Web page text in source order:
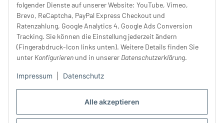
Alle akzeptieren
folgender Dienste auf unserer Website: YouTube, Vimeo,
Brevo, ReCaptcha, PayPal Express Checkout und
Ratenzahlung, Google Analytics 4, Google Ads Conversion
Tracking. Sie können die Einstellung jederzeit ändern
(Fingerabdruck-Icon links unten). Weitere Details finden Sie
unter Konfigurieren und in unserer Datenschutzerklärung.
Impressum Datenschutz
Unser Service
Rechtliches